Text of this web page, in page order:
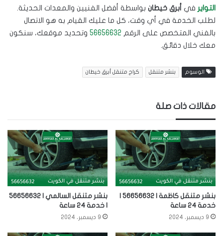
التواير في أبرق خيطان بواسطة أفضل الفنيين والمعدات الحديثة.
لطلب الخدمة في أي وقت، كل ما عليك القيام به هو الاتصال
بالفني المتخصص على الرقم 56656632 وتحديد موقعك، سنكون
معك خلال دقائق.
الوسوم بنشر متنقل كراج متنقل أبرق خيطان
مقالات ذات صلة
خدمة 24 ساعة
9 ديسمبر، 2024
بنشر متنقل السالمي | 56656632
| خدمة 24 ساعة
9 ديسمبر، 2024